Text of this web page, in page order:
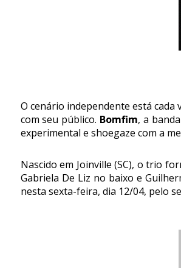
O cenário independente está
com seu público. Bomfim, a
experimental e shoegaze com a
Nascido em Joinville (SC), o trio
Gabriela De Liz no baixo e
nesta sexta-feira, dia 12/04, pelo